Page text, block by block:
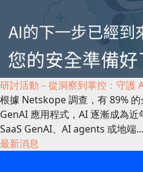
研討活動－從洞察到掌控：守護
根據 Netskope 調查，有 89%
GenAI 應用程式，AI 逐漸成為
SaaS GenAI、AI agents 或地端...
最新消息